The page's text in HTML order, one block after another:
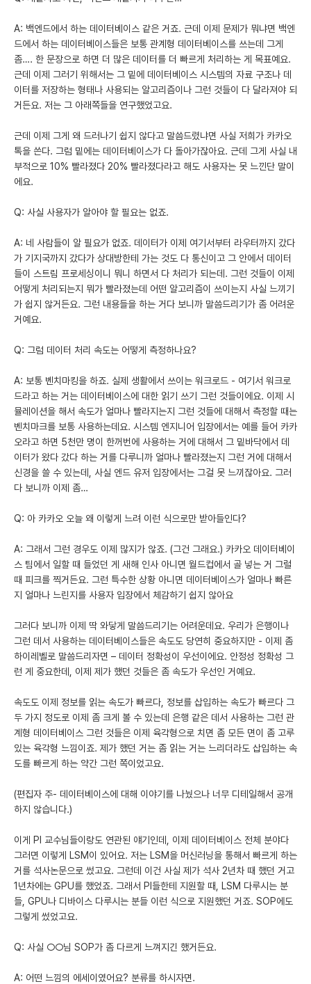
A: 백엔드에서 하는 데이터베이스 같은 거죠. 근데 이제 문제가 뭐냐면 백엔
드에서 하는 데이터베이스들은 보통 관계형 데이터베이스를 쓰는데 그게
좀…. 한 문장으로 하면 더 많은 데이터를 더 빠르게 처리하는 게 목표예요.
근데 이제 그러기 위해서는 그 밑에 데이터베이스 시스템의 자료 구조나 데
이터를 저장하는 형태나 사용되는 알고리즘이나 그런 것들이 다 달라져야 되
거든요. 저는 그 아래쪽들을 연구했었고요.
근데 이제 그게 왜 드러나기 쉽지 않다고 말씀드렸냐면 사실 저희가 카카오
톡을 쓴다. 그럼 밑에는 데이터베이스가 다 돌아가잖아요. 근데 그게 사실 내
부적으로 10% 빨라졌다 20% 빨라졌다라고 해도 사용자는 못 느낀단 말이
에요.
Q: 사실 사용자가 알아야 할 필요는 없죠.
A: 네 사람들이 알 필요가 없죠. 데이터가 이제 여기서부터 라우터까지 갔다
가 기지국까지 갔다가 상대방한테 가는 것도 다 통신이고 그 안에서 데이터
들이 스트림 프로세싱이니 뭐니 하면서 다 처리가 되는데. 그런 것들이 이제
어떻게 처리되는지 뭐가 빨라졌는데 어떤 알고리즘이 쓰이는지 사실 느끼기
가 쉽지 않거든요. 그런 내용들을 하는 거다 보니까 말씀드리기가 좀 어려운
거예요.
Q: 그럼 데이터 처리 속도는 어떻게 측정하나요?
A: 보통 벤치마킹을 하죠. 실제 생활에서 쓰이는 워크로드 - 여기서 워크로
드라고 하는 거는 데이터베이스에 대한 읽기 쓰기 그런 것들이에요. 이제 시
뮬레이션을 해서 속도가 얼마나 빨라지는지 그런 것들에 대해서 측정할 때는
벤치마크를 보통 사용하는데요. 시스템 엔지니어 입장에서는 예를 들어 카카
오라고 하면 5천만 명이 한꺼번에 사용하는 거에 대해서 그 밑바닥에서 데
이터가 왔다 갔다 하는 거를 다루니까 얼마나 빨라졌는지 그런 거에 대해서
신경을 쓸 수 있는데, 사실 엔드 유저 입장에서는 그걸 못 느끼잖아요. 그러
다 보니까 이제 좀…
Q: 아 카카오 오늘 왜 이렇게 느려 이런 식으로만 받아들인다?
A: 그래서 그런 경우도 이제 많지가 않죠. (그건 그래요.) 카카오 데이터베이
스 팀에서 일할 때 들었던 게 새해 인사 아니면 월드컵에서 골 넣는 거 그럴
때 피크를 찍거든요. 그런 특수한 상황 아니면 데이터베이스가 얼마나 빠른
지 얼마나 느린지를 사용자 입장에서 체감하기 쉽지 않아요
그러다 보니까 이제 딱 와닿게 말씀드리기는 어려운데요. 우리가 은행이나
그런 데서 사용하는 데이터베이스들은 속도도 당연히 중요하지만 - 이제 좀
하이레벨로 말씀드리자면 – 데이터 정확성이 우선이에요. 안정성 정확성 그
런 게 중요한데, 이제 제가 했던 것들은 좀 속도가 우선인 거예요.
속도도 이제 정보를 읽는 속도가 빠르다, 정보를 삽입하는 속도가 빠르다 그
두 가지 정도로 이제 좀 크게 볼 수 있는데 은행 같은 데서 사용하는 그런 관
계형 데이터베이스 그런 것들은 이제 육각형으로 치면 좀 모든 면이 좀 고루
있는 육각형 느낌이죠. 제가 했던 거는 좀 읽는 거는 느리더라도 삽입하는 속
도를 빠르게 하는 약간 그런 쪽이었고요.
(편집자 주- 데이터베이스에 대해 이야기를 나눴으나 너무 디테일해서 공개
하지 않습니다.)
이게 PI 교수님들이랑도 연관된 얘기인데, 이제 데이터베이스 전체 분야다
그러면 이렇게 LSM이 있어요. 저는 LSM을 머신러닝을 통해서 빠르게 하는
거를 석사논문으로 썼고요. 그런데 이건 사실 제가 석사 2년차 때 했던 거고
1년차에는 GPU를 했었죠. 그래서 PI들한테 지원할 때, LSM 다루시는 분
들, GPU나 디바이스 다루시는 분들 이런 식으로 지원했던 거죠. SOP에도
그렇게 썼었고요.
Q: 사실 ○○님 SOP가 좀 다르게 느껴지긴 했거든요.
A: 어떤 느낌의 에세이였어요? 분류를 하시자면.